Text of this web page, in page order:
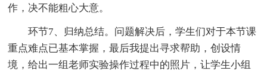
作，决不能粗心大意。
环节7、归纳总结。问题解决后，学生们对于本节课
重点难点已基本掌握，最后我提出寻求帮助，创设情
境，给出一组老师实验操作过程中的照片，让学生小组